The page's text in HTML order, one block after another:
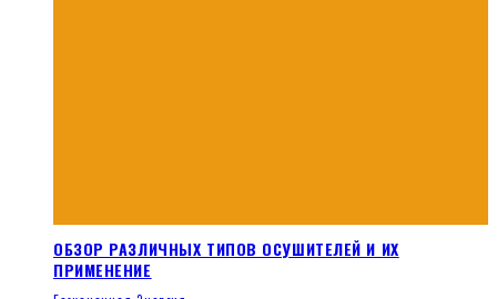
ОБЗОР РАЗЛИЧНЫХ ТИПОВ ОСУШИТЕЛЕЙ И ИХ
ПРИМЕНЕНИЕ